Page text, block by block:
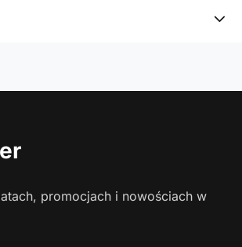
promocjach i nowościach w